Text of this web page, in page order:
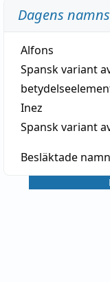
Dagens
Alfons
Spansk variant
Inez
Spansk variant
Besläktade